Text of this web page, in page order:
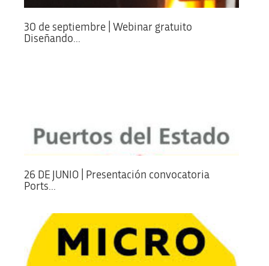
30 de septiembre | Webinar gratuito
Diseñando...
26 DE JUNIO | Presentación convocatoria
Ports...